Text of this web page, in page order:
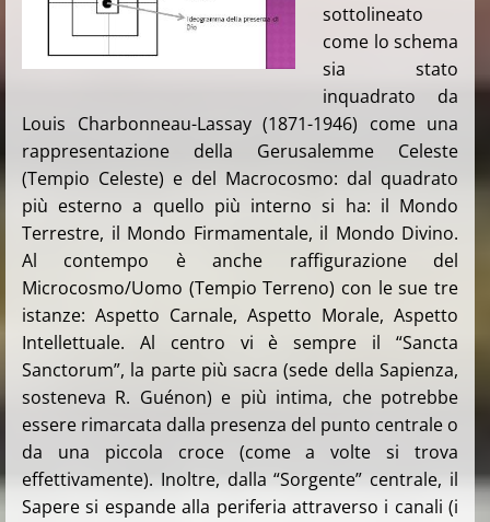
sottolineato
come lo schema
sia stato
inquadrato da
Louis Charbonneau-Lassay (1871-1946) come una
rappresentazione della Gerusalemme Celeste
(Tempio Celeste) e del Macrocosmo: dal quadrato
più esterno a quello più interno si ha: il Mondo
Terrestre, il Mondo Firmamentale, il Mondo Divino.
Al contempo è anche raffigurazione del
Microcosmo/Uomo (Tempio Terreno) con le sue tre
istanze: Aspetto Carnale, Aspetto Morale, Aspetto
Intellettuale. Al centro vi è sempre il “Sancta
Sanctorum”, la parte più sacra (sede della Sapienza,
sosteneva R. Guénon) e più intima, che potrebbe
essere rimarcata dalla presenza del punto centrale o
da una piccola croce (come a volte si trova
effettivamente). Inoltre, dalla “Sorgente” centrale, il
Sapere si espande alla periferia attraverso i canali (i